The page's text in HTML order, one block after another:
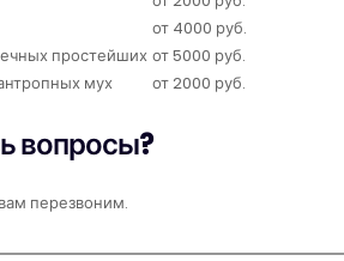
от 4000 руб.
простейших от 5000 руб.
мух
от 2000 руб.
вопросы?
перезвоним.